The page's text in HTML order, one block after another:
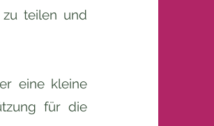
teilen und
eine kleine
für die